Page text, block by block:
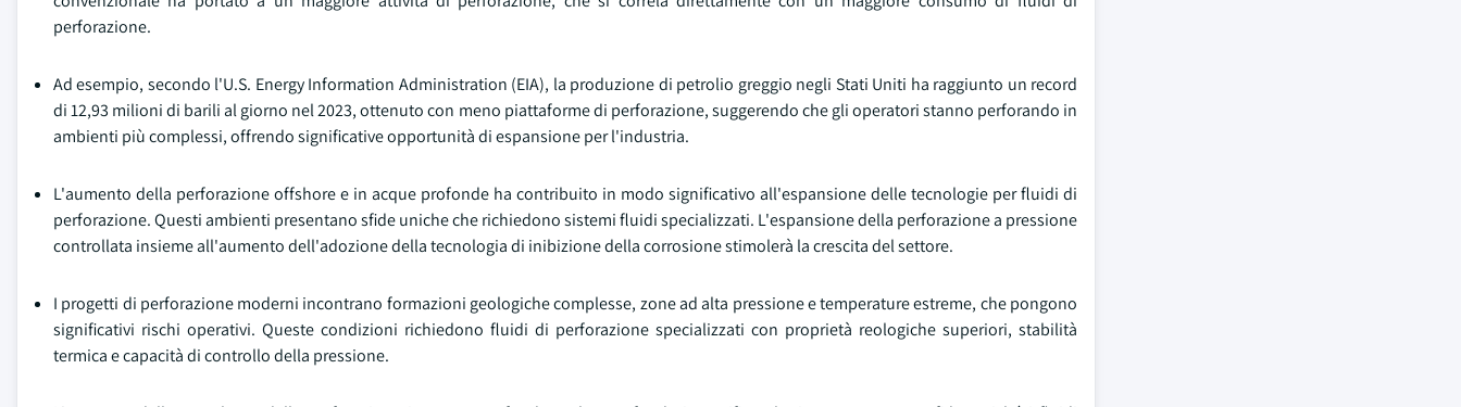
perforazione.
Ad esempio, secondo l'U.S. Energy Information Administration (EIA), la produzione di petrolio greggio negli Stati Uniti ha raggiunto un record
di 12,93 milioni di barili al giorno nel 2023, ottenuto con meno piattaforme di perforazione, suggerendo che gli operatori stanno perforando in
ambienti più complessi, offrendo significative opportunità di espansione per l'industria.
L'aumento della perforazione offshore e in acque profonde ha contribuito in modo significativo all'espansione delle tecnologie per fluidi di
perforazione. Questi ambienti presentano sfide uniche che richiedono sistemi fluidi specializzati. L'espansione della perforazione a pressione
controllata insieme all'aumento dell'adozione della tecnologia di inibizione della corrosione stimolerà la crescita del settore.
I progetti di perforazione moderni incontrano formazioni geologiche complesse, zone ad alta pressione e temperature estreme, che pongono
significativi rischi operativi. Queste condizioni richiedono fluidi di perforazione specializzati con proprietà reologiche superiori, stabilità
termica e capacità di controllo della pressione.